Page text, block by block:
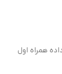
همراه اول